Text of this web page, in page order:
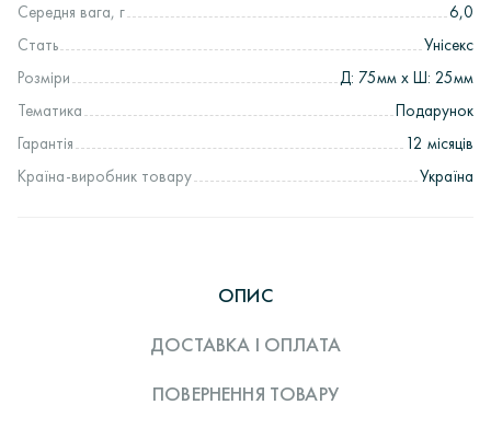
Середня вага, г
6,0
Стать
Унісекс
Розміри
Д: 75мм х Ш: 25мм
Тематика
Подарунок
Гарантія
12 місяців
Країна-виробник товару
Україна
ОПИС
ДОСТАВКА І ОПЛАТА
ПОВЕРНЕННЯ ТОВАРУ